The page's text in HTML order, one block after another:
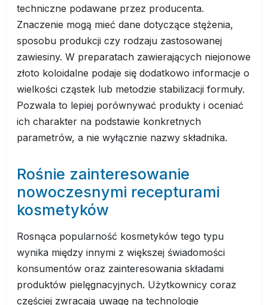
techniczne podawane przez producenta.
Znaczenie mogą mieć dane dotyczące stężenia,
sposobu produkcji czy rodzaju zastosowanej
zawiesiny. W preparatach zawierających niejonowe
złoto koloidalne podaje się dodatkowo informacje o
wielkości cząstek lub metodzie stabilizacji formuły.
Pozwala to lepiej porównywać produkty i oceniać
ich charakter na podstawie konkretnych
parametrów, a nie wyłącznie nazwy składnika.
Rośnie zainteresowanie
nowoczesnymi recepturami
kosmetyków
Rosnąca popularność kosmetyków tego typu
wynika między innymi z większej świadomości
konsumentów oraz zainteresowania składami
produktów pielęgnacyjnych. Użytkownicy coraz
częściej zwracają uwagę na technologie